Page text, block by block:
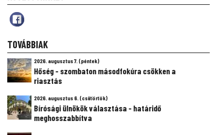
TOVÁBBIAK
2026. augusztus 7. (péntek)
Hőség - szombaton másodfokúra csökken a
riasztás
2026. augusztus 6. (csütörtök)
Bírósági ülnökök választása - határidő
meghosszabbítva